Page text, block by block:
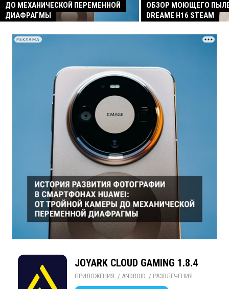
ДО МЕХАНИЧЕСКОЙ ПЕРЕМЕННОЙ
ДИАФРАГМЫ
ОБЗОР МОЮЩЕГО
DREAME H16 STEAM
РЕКЛАМА
JOYARK CLOUD GAMING 1.8.4
ПРИЛОЖЕНИЯ / ANDROID / РАЗВЛЕЧЕНИЯ